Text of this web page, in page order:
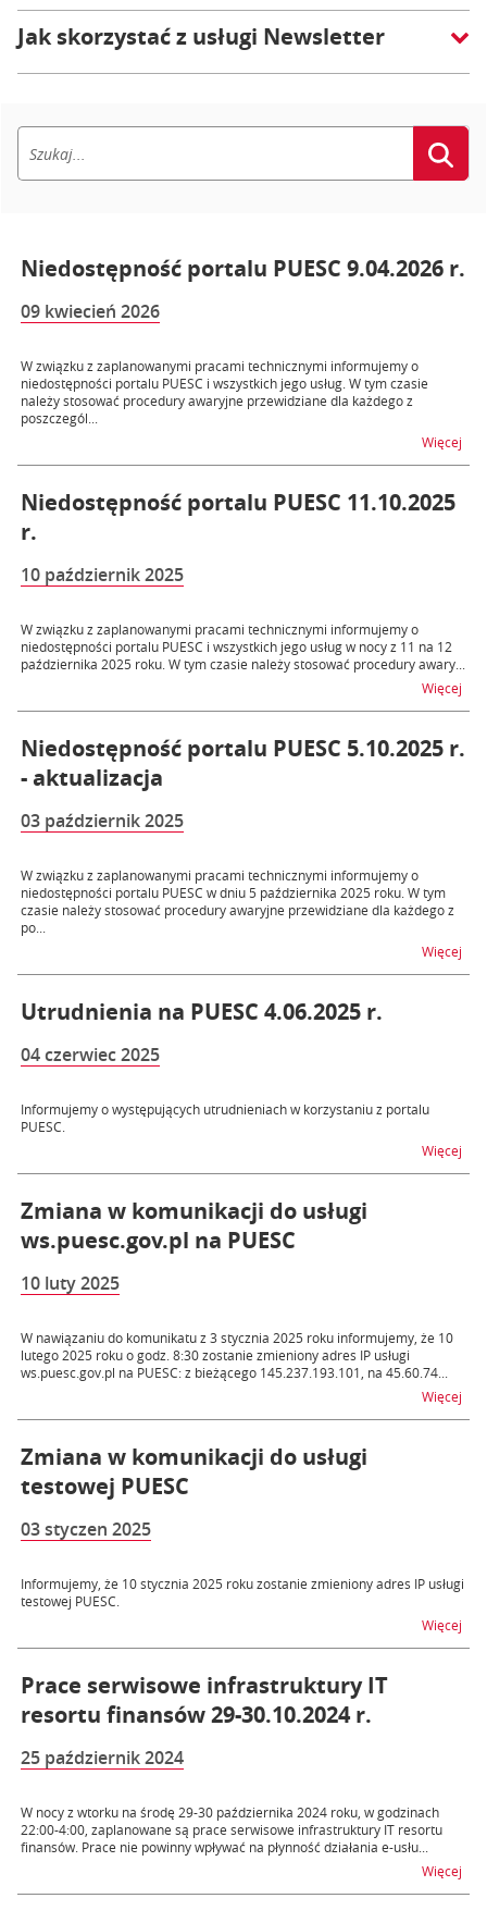
Jak skorzystać z usługi Newsletter
Niedostępność portalu PUESC 9.04.2026 r.
09 kwiecień 2026
W związku z zaplanowanymi pracami technicznymi informujemy o
niedostępności portalu PUESC i wszystkich jego usług. W tym czasie
należy stosować procedury awaryjne przewidziane dla każdego z
poszczegól...
Więcej
Niedostępność portalu PUESC 11.10.2025
r.
10 październik 2025
W związku z zaplanowanymi pracami technicznymi informujemy o
niedostępności portalu PUESC i wszystkich jego usług w nocy z 11 na 12
października 2025 roku. W tym czasie należy stosować procedury awary...
Więcej
Niedostępność portalu PUESC 5.10.2025 r.
- aktualizacja
03 październik 2025
W związku z zaplanowanymi pracami technicznymi informujemy o
niedostępności portalu PUESC w dniu 5 października 2025 roku. W tym
czasie należy stosować procedury awaryjne przewidziane dla każdego z
po...
Więcej
Utrudnienia na PUESC 4.06.2025 r.
04 czerwiec 2025
Informujemy o występujących utrudnieniach w korzystaniu z portalu
PUESC.
Więcej
Zmiana w komunikacji do usługi
ws.puesc.gov.pl na PUESC
10 luty 2025
W nawiązaniu do komunikatu z 3 stycznia 2025 roku informujemy, że 10
lutego 2025 roku o godz. 8:30 zostanie zmieniony adres IP usługi
ws.puesc.gov.pl na PUESC: z bieżącego 145.237.193.101, na 45.60.74...
Więcej
Zmiana w komunikacji do usługi
testowej PUESC
03 styczen 2025
Informujemy, że 10 stycznia 2025 roku zostanie zmieniony adres IP usługi
testowej PUESC.
Więcej
Prace serwisowe infrastruktury IT
resortu finansów 29-30.10.2024 r.
25 październik 2024
W nocy z wtorku na środę 29-30 października 2024 roku, w godzinach
22:00-4:00, zaplanowane są prace serwisowe infrastruktury IT resortu
finansów. Prace nie powinny wpływać na płynność działania e-usłu...
Więcej